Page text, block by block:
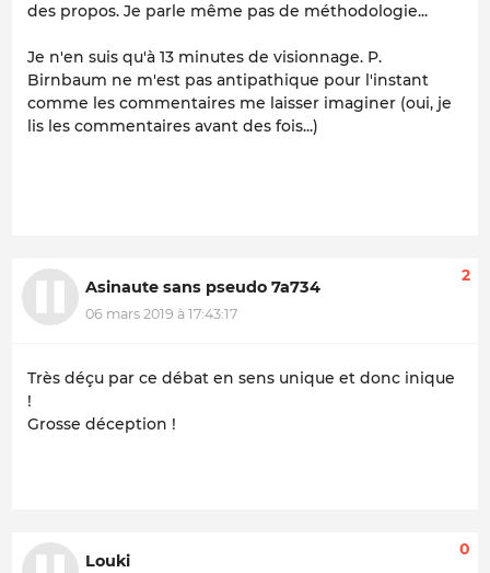
des propos. Je parle même pas de méthodologie...
Je n'en suis qu'à 13 minutes de visionnage. P.
Birnbaum ne m'est pas antipathique pour l'instant
comme les commentaires me laisser imaginer (oui, je
lis les commentaires avant des fois...)
Asinaute sans pseudo 7a734
06 mars 2019 à 17:43:17
2
Très déçu par ce débat en sens unique et donc inique
!
Grosse déception !
Louki
0